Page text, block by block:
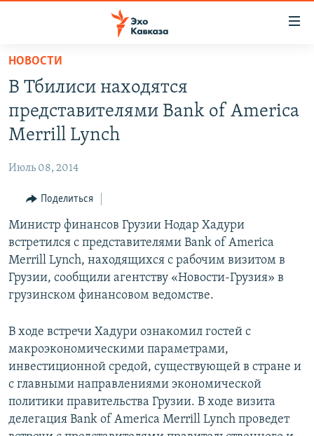
Вернуться
основному
содержанию
Вернутся
главной
Вернутся
поиску
НОВОСТИ
СУХУМИ
ВЕСЬ КАВКАЗ
СЕВЕРНЫЙ КАВКАЗ
АРМЕНИЯ
АЗЕРБАЙДЖАН
ТЕМЫ
ПОЛИТИКА
ЭКОНОМИКА
ОБЩЕСТВО
КУЛЬТУРА
СПОРТ
МИР
РУБРИКИ
НЕКРУГЛЫЙ СТОЛ
ГОСТЬ НЕДЕЛИ
ПОЗИЦИЯ
БЛОГИ
ГОЛОСА
МУЛЬТИМЕДИА
ВИДЕО
ФОТО
АУДИО
ПОДКАСТЫ
АРХИВ РАДИОПРОГРАММЫ
Все сайты РСЕ/РС
НОВОСТИ
В Тбилиси находятся
представителями Bank of America
Merrill Lynch
Июль 08, 2014
Поделиться
Министр финансов Грузии Нодар Хадури
встретился с представителями Bank of America
Merrill Lynch, находящихся с рабочим визитом в
Грузии, сообщили агентству «Новости-Грузия» в
грузинском финансовом ведомстве.
В ходе встречи Хадури ознакомил гостей с
макроэкономическими параметрами,
инвестиционной средой, существующей в стране и
с главными направлениями экономической
политики правительства Грузии. В ходе визита
делегация Bank of America Merrill Lynch проведет